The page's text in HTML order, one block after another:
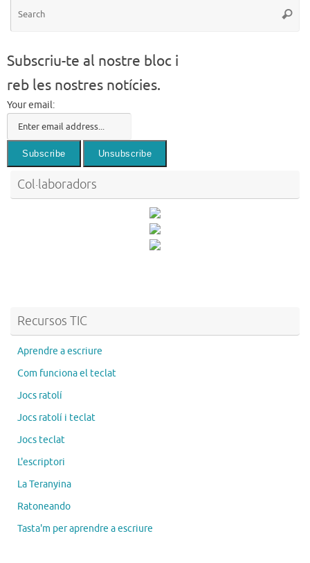
Subscriu-te al nostre bloc i
reb les nostres notícies.
Your email:
Col·laboradors
Recursos TIC
Aprendre a escriure
Com funciona el teclat
Jocs ratolí
Jocs ratolí i teclat
Jocs teclat
L'escriptori
La Teranyina
Ratoneando
Tasta'm per aprendre a escriure